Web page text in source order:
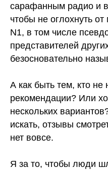
сарафанным радио и в
чтобы не оглохнуть
N1, в том числе
представителей
безосновательно
А как быть тем, кто
рекомендации? Или
нескольких
искать, отзывы
нет вовсе.
Я за то, чтобы люди